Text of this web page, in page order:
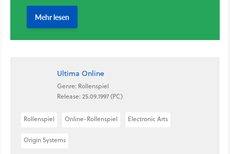
Ultima Online
Genre: Rollenspiel
Release: 25.09.1997 (PC)
Rollenspiel Online-Rollenspiel Electronic Arts
Origin Systems